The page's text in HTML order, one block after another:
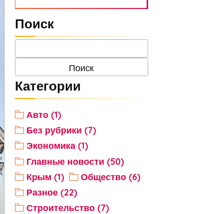
Поиск
Категории
Авто (1)
Без рубрики (7)
Экономика (1)
Главные новости (50)
Крым (1)
Общество (6)
Разное (22)
Строительство (7)